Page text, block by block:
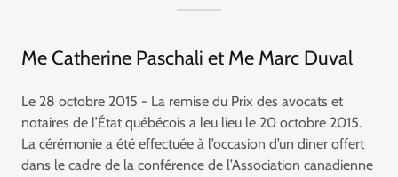
Me Catherine Paschali et Me Marc Duval
Le 28 octobre 2015 - La remise du Prix des avocats et
notaires de l’État québécois a leu lieu le 20 octobre 2015.
La cérémonie a été effectuée à l’occasion d’un diner offert
dans le cadre de la conférence de l’Association canadienne